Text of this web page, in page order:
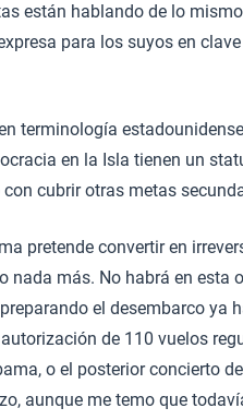
están hablando de lo
para los suyos en
terminología
en la Isla tienen un
cubrir otras metas
pretende convertir en
nada más. No habrá en
el desembarco
de 110 vuelos
o el posterior concierto
aunque me temo que